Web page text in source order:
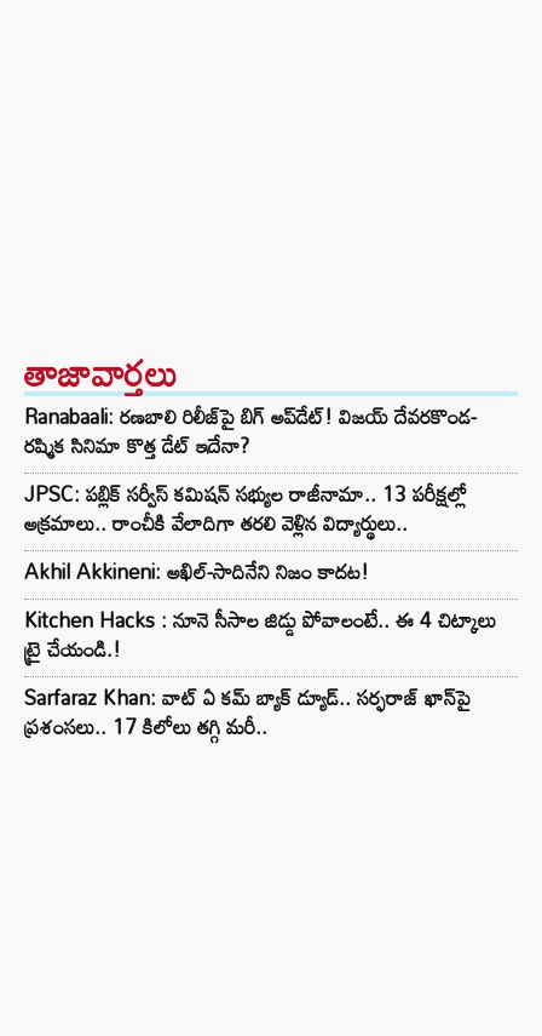
తాజావార్తలు
Ranabaali: రణబాలి రిలీజ్‌పై బిగ్ అప్‌డేట్! విజయ్ దేవరకొండ-
రష్మిక సినిమా కొత్త డేట్ ఇదేనా?
JPSC: పబ్లిక్ సర్వీస్ కమిషన్ సభ్యుల రాజీనామా.. 13 పరీక్షల్లో
అక్రమాలు.. రాంచీకి వేలాదిగా తరలి వెళ్లిన విద్యార్థులు..
Akhil Akkineni: అఖిల్-సాదినేని నిజం కాదట!
Kitchen Hacks : నూనె సీసాల జిడ్డు పోవాలంటే.. ఈ 4 చిట్కాలు
ట్రై చేయండి.!
Sarfaraz Khan: వాట్ ఏ కమ్ బ్యాక్ డ్యూడ్.. సర్ఫరాజ్ ఖాన్‌పై
ప్రశంసలు.. 17 కిలోలు తగ్గి మరీ..